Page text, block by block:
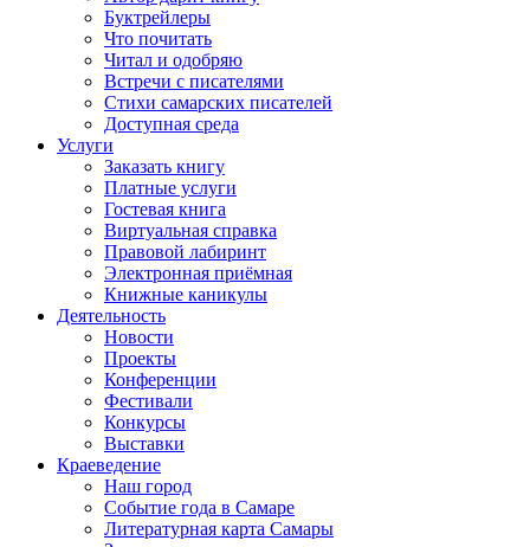
Буктрейлеры
Что почитать
Читал и одобряю
Встречи с писателями
Стихи самарских писателей
Доступная среда
Услуги
Заказать книгу
Платные услуги
Гостевая книга
Виртуальная справка
Правовой лабиринт
Электронная приёмная
Книжные каникулы
Деятельность
Новости
Проекты
Конференции
Фестивали
Конкурсы
Выставки
Краеведение
Наш город
Событие года в Самаре
Литературная карта Самары